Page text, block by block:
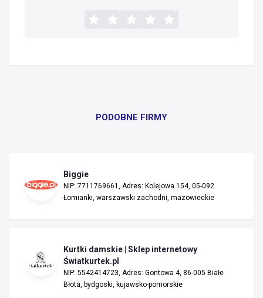
PODOBNE FIRMY
Biggie
NIP: 7711769661, Adres: Kolejowa 154, 05-092
Łomianki, warszawski zachodni, mazowieckie
Kurtki damskie | Sklep internetowy
Światkurtek.pl
NIP: 5542414723, Adres: Gontowa 4, 86-005 Białe
Błota, bydgoski, kujawsko-pomorskie